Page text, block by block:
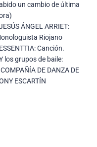
un cambio de última
ÁNGEL ARRIET:
Riojano
Canción.
los grupos de baile:
DE DANZA DE
ESCARTÍN